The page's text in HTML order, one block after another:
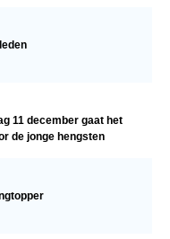
11 december gaat het
de jonge hengsten